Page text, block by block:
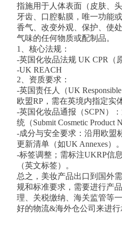
指施用于人体表面（皮肤、
牙齿、口腔黏膜，唯一功能
香气、改变外观、保护、使
气味的任何物质或配制品。
1、核心法规：
-英国化妆品法规 UK CPR（
-UK REACH
2、资质要求：
-英国责任人（UK
欧盟RP，需在英境内指定实
-英国化妆品通报（SCPN）
统（Submit Cosmetic Product
-成分与安全要求：沿用欧盟
更新清单（如UK Annexes）。
-标签调整；需标注UKRP信
（英文标签）。
总之，美妆产品出口到国外
规和标准要求，需要进行产
理、关税缴纳、海关监管等
好的物流&海外仓公司来进行